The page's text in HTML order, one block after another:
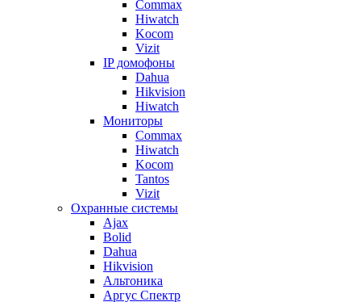
Commax
Hiwatch
Kocom
Vizit
IP домофоны
Dahua
Hikvision
Hiwatch
Мониторы
Commax
Hiwatch
Kocom
Tantos
Vizit
Охранные системы
Ajax
Bolid
Dahua
Hikvision
Альтоника
Аргус Спектр